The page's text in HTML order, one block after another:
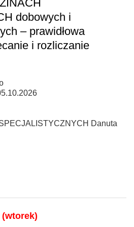
dobowych i
– prawidłowa
i rozliczanie
Danuta
(wtorek)